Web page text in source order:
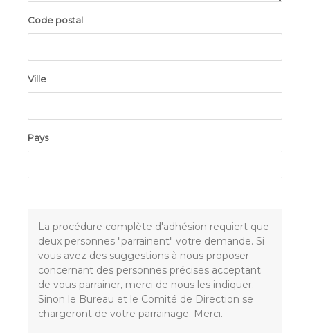
Code postal
Ville
Pays
La procédure complète d'adhésion requiert que
deux personnes "parrainent" votre demande. Si
vous avez des suggestions à nous proposer
concernant des personnes précises acceptant
de vous parrainer, merci de nous les indiquer.
Sinon le Bureau et le Comité de Direction se
chargeront de votre parrainage. Merci.